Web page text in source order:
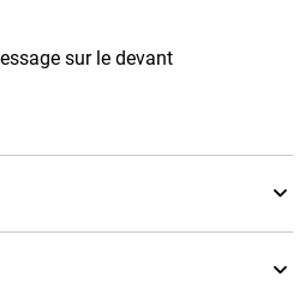
sur le devant